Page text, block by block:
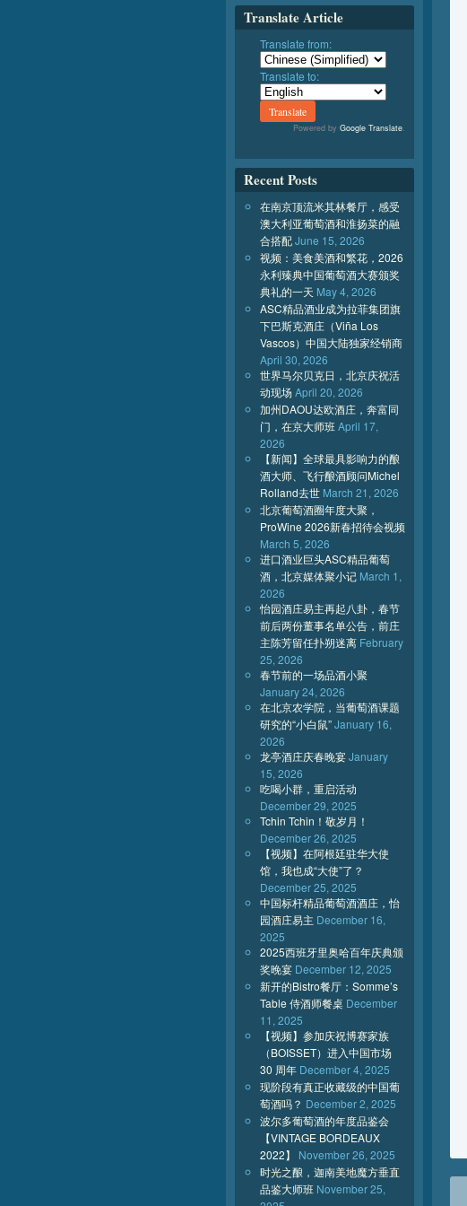
Translate Article
Translate from:
Translate to:
Powered by Google Translate.
Recent Posts
在南京顶流米其林餐厅，感受
澳大利亚葡萄酒和淮扬菜的融
合搭配June 15, 2026
视频：美食美酒和繁花，2026
永利臻典中国葡萄酒大赛颁奖
典礼的一天 May 4, 2026
ASC精品酒业成为拉菲集团旗
下巴斯克酒庄（Viña Los
Vascos）中国大陆独家经销商
April 30, 2026
世界马尔贝克日，北京庆祝活
动现场April 20, 2026
加州DAOU达欧酒庄，奔富同
门，在京大师班 April 17,
2026
【新闻】全球最具影响力的酿
酒大师、飞行酿酒顾问Michel
Rolland去世 March 21, 2026
北京葡萄酒圈年度大聚，
ProWine 2026新春招待会视频
March 5, 2026
进口酒业巨头ASC精品葡萄
酒，北京媒体聚小记 March 1,
2026
怡园酒庄易主再起八卦，春节
前后两份董事名单公告，前庄
主陈芳留任扑朔迷离 February
25, 2026
春节前的一场品酒小聚
January 24, 2026
在北京农学院，当葡萄酒课题
研究的“小白鼠”January 16,
2026
龙亭酒庄庆春晚宴January
15, 2026
吃喝小群，重启活动
December 29, 2025
Tchin Tchin！敬岁月！
December 26, 2025
【视频】在阿根廷驻华大使
馆，我也成“大使”了？
December 25, 2025
中国标杆精品葡萄酒酒庄，怡
园酒庄易主 December 16,
2025
2025西班牙里奥哈百年庆典颁
奖晚宴 December 12, 2025
新开的Bistro餐厅：Somme’s
Table 侍酒师餐桌 December
11, 2025
【视频】参加庆祝博赛家族
（BOISSET）进入中国市场
30 周年 December 4, 2025
现阶段有真正收藏级的中国葡
萄酒吗？ December 2, 2025
波尔多葡萄酒的年度品鉴会
【VINTAGE BORDEAUX
2022】
November 26, 2025
时光之酿，迦南美地魔方垂直
品鉴大师班 November 25,